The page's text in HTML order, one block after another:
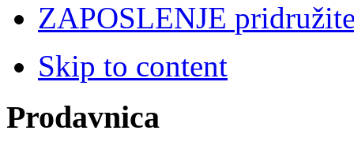
ZAPOSLENJE
Skip to content
Prodavnica